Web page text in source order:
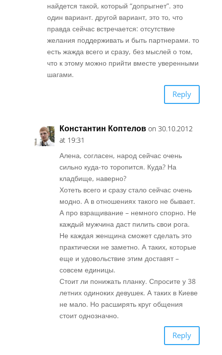
найдется такой, который “допрыгнет”. это
один вариант. другой вариант, это то, что
правда сейчас встречается: отсутствие
желания поддерживать и быть партнерами. то
есть жажда всего и сразу, без мыслей о том,
что к этому можно прийти вместе уверенными
шагами.
Reply
Константин Коптелов on 30.10.2012
at 19:31
Алена, согласен, народ сейчас очень
сильно куда-то торопится. Куда? На
кладбище, наверно?
Хотеть всего и сразу стало сейчас очень
модно. А в отношениях такого не бывает.
А про взращивание – немного спорно. Не
каждый мужчина даст пилить свои рога.
Не каждая женщина сможет сделать это
практически не заметно. А таких, которые
еще и удовольствие этим доставят –
совсем единицы.
Стоит ли понижать планку. Спросите у 38
летних одиноких девушек. А таких в Киеве
не мало. Но расширять круг общения
стоит однозначно.
Reply